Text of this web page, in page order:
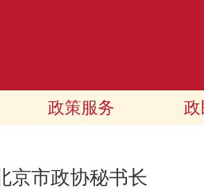
政策服务 政
京市政协秘书长